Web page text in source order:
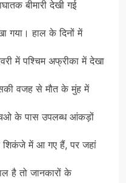
बीमारी देखी गई
गया। हाल के दिनों में
में पश्चिम अफ्रीका में देखा
वजह से मौत के मुंह में
के पास उपलब्ध आंकड़ों
में आ गए हैं, पर जहां
है तो जानकारों के